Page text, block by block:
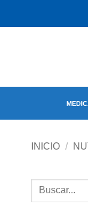
INICIO /
Buscar